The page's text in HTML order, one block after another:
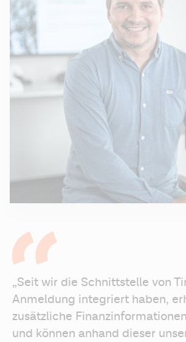
„Seit wir die Schnittstelle von
Anmeldung integriert haben,
zusätzliche
und können anhand dieser